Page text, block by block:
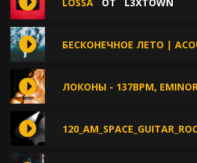
БЕСКОНЕЧНОЕ ЛЕТО |
ЛОКОНЫ - 137BPM,